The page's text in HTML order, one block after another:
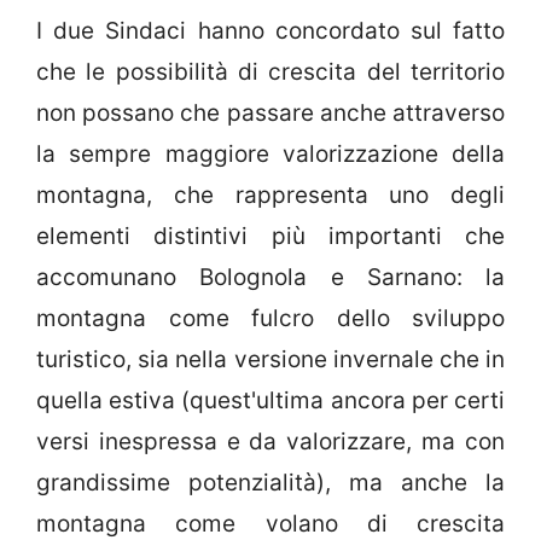
I due Sindaci hanno concordato sul fatto
che le possibilità di crescita del territorio
non possano che passare anche attraverso
la sempre maggiore valorizzazione della
montagna, che rappresenta uno degli
elementi distintivi più importanti che
accomunano Bolognola e Sarnano: la
montagna come fulcro dello sviluppo
turistico, sia nella versione invernale che in
quella estiva (quest'ultima ancora per certi
versi inespressa e da valorizzare, ma con
grandissime potenzialità), ma anche la
montagna come volano di crescita